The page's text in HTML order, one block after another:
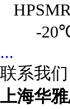
-
...
联系我们
上海华